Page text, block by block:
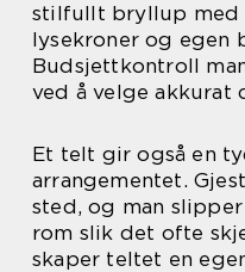
stilfullt bryllup med
lysekroner og egen
Budsjettkontroll
ved å velge akkurat
Et telt gir også en
arrangementet.
sted, og man
rom slik det ofte
skaper teltet en